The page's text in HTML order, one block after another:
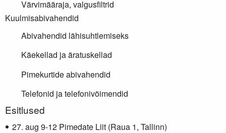
Värvimääraja, valgusfiltrid
Kuulmisabivahendid
Abivahendid lähisuhtlemiseks
Käekellad ja äratuskellad
Pimekurtide abivahendid
Telefonid ja telefonivõimendid
Lisainfo
Esitlused
aug 9-12 Pimedate Liit (Raua 1, Tallinn)